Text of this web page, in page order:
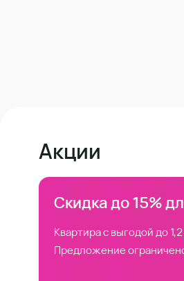
Акции
Скидка до 15%
Квартира с выгодой до
Предложение